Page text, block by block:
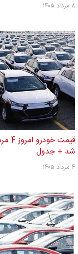
۸ مرداد ۱۴۰۵
شد + جدول
۴ مرداد ۱۴۰۵